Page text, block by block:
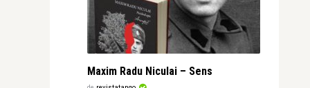
Maxim Radu Niculai – Sens